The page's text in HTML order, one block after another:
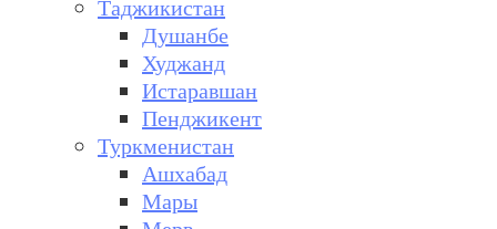
Таджикистан
Душанбе
Худжанд
Истаравшан
Пенджикент
Туркменистан
Ашхабад
Мары